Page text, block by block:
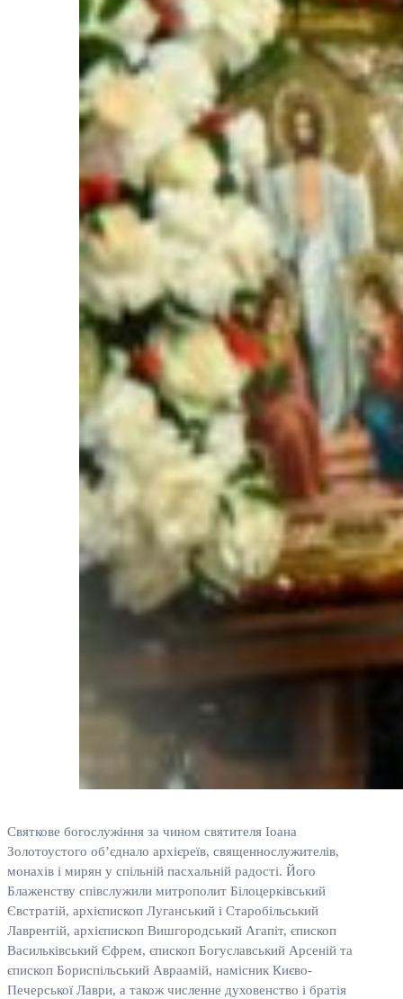
Святкове богослужіння за чином святителя Іоана
Золотоустого об’єднало архієреїв, священнослужителів,
монахів і мирян у спільній пасхальній радості. Його
Блаженству співслужили митрополит Білоцерківський
Євстратій, архієпископ Луганський і Старобільський
Лаврентій, архієпископ Вишгородський Агапіт, єпископ
Васильківський Єфрем, єпископ Богуславський Арсеній та
єпископ Бориспільський Авраамій, намісник Києво-
Печерської Лаври, а також численне духовенство і братія